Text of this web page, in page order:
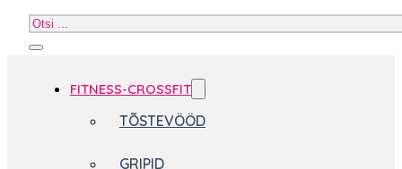
Otsi
FITNESS-CROSSFIT
TÕSTEVÖÖD
GRIPID